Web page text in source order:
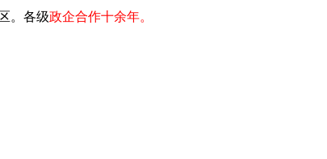
。各级政企合作十余年。